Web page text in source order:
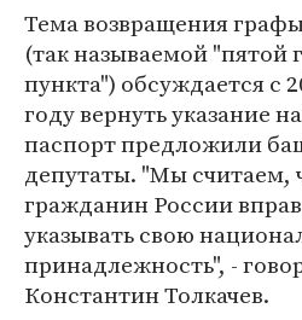
Тема возвращения
(так называемой "пятой
пункта") обсуждается с
году вернуть указание
паспорт предложили
депутаты. "Мы считаем,
гражданин России
указывать свою
принадлежность", -
Константин Толкачев.